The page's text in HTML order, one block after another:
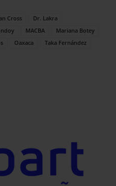
Cross
Dr. Lakra
MACBA
Mariana Botey
Oaxaca
Taka Fernández